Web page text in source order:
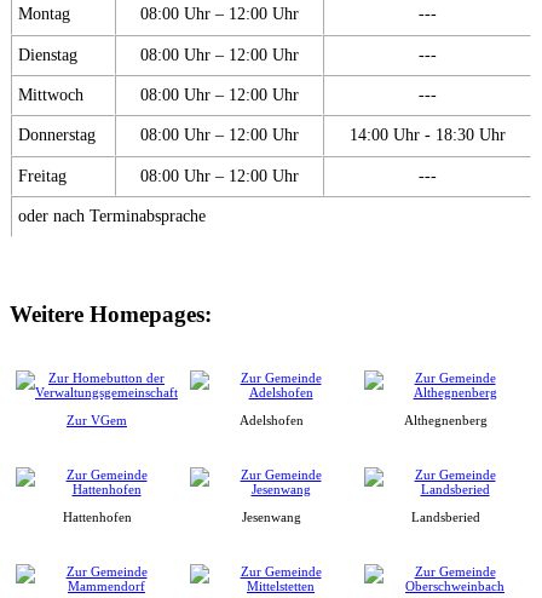
Montag 08:00 Uhr – 12:00 Uhr ---
Dienstag 08:00 Uhr – 12:00 Uhr ---
Mittwoch 08:00 Uhr – 12:00 Uhr ---
Donnerstag 08:00 Uhr – 12:00 Uhr 14:00 Uhr - 18:30 Uhr
Freitag 08:00 Uhr – 12:00 Uhr ---
oder nach Terminabsprache
Weitere Homepages:
Zur VGem Adelshofen Althegnenberg
Hattenhofen Jesenwang Landsberied